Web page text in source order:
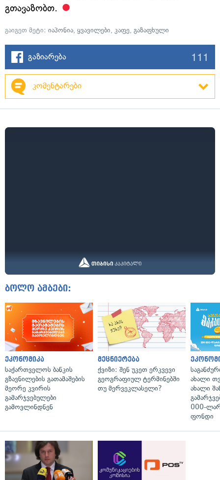
გთავაზობთ.
გაიგეთ მეტი: იაპონია, ყვავილები, კაფე, გაზაფხული
გაზიარება 111
კომენტარები
ბოლო ამბები:
ეკონომიკა
საქართველოს ბანკის
გზავნილების გათამაშების
მეორე კვირის
გამარჯვებულები
გამოვლინდნენ
მეცნიერება
ქვიზი: შენ უკეთ ერკვევი
გეოგრაფიულ ტერმინებში
თუ მერვეკლასელი?
ახალი
ახალი
000-
ფონდი